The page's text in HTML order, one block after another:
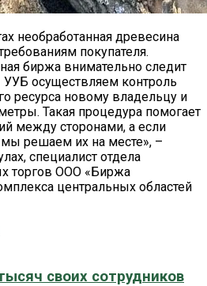
необработанная древесина
покупателя.
биржа внимательно следит
осуществляем контроль
ресурса новому владельцу и
Такая процедура помогает
между сторонами, а если
решаем их на месте», –
специалист отдела
торгов ООО «Биржа
центральных областей
своих сотрудников